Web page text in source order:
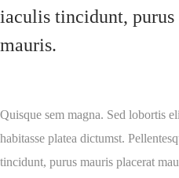
iaculis tincidunt, purus
mauris.
Quisque sem magna. Sed lobortis
habitasse platea dictumst.
tincidunt, purus mauris placerat